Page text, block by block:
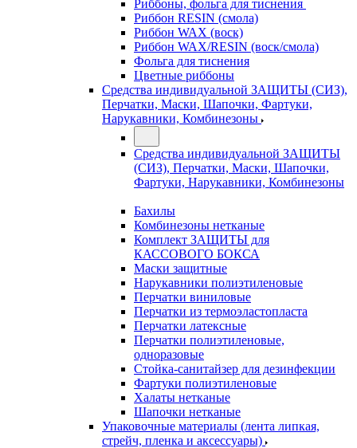
Риббоны, фольга для тиснения
Риббон RESIN (смола)
Риббон WAX (воск)
Риббон WAX/RESIN (воск/смола)
Фольга для тиснения
Цветные риббоны
Средства индивидуальной ЗАЩИТЫ (СИЗ),
Перчатки, Маски, Шапочки, Фартуки,
Нарукавники, Комбинезоны
Средства индивидуальной ЗАЩИТЫ
(СИЗ), Перчатки, Маски, Шапочки,
Фартуки, Нарукавники, Комбинезоны
Бахилы
Комбинезоны нетканые
Комплект ЗАЩИТЫ для
КАССОВОГО БОКСА
Маски защитные
Нарукавники полиэтиленовые
Перчатки виниловые
Перчатки из термоэластопласта
Перчатки латексные
Перчатки полиэтиленовые,
одноразовые
Стойка-санитайзер для дезинфекции
Фартуки полиэтиленовые
Халаты нетканые
Шапочки нетканые
Упаковочные материалы (лента липкая,
стрейч, пленка и аксессуары)